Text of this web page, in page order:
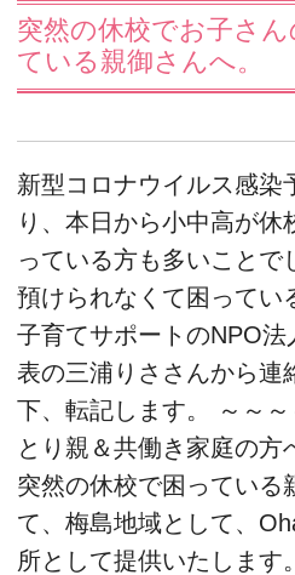
突然の休校でお子さ
ている親御さんへ。
新型コロナウイルス感染
り、本日から小中高が休
っている方も多いことで
預けられなくて困ってい
子育てサポートのNPO
表の三浦りささんから連
下、転記します。 ～～
とり親＆共働き家庭の方
突然の休校で困っている
て、梅島地域として、
所として提供いたします